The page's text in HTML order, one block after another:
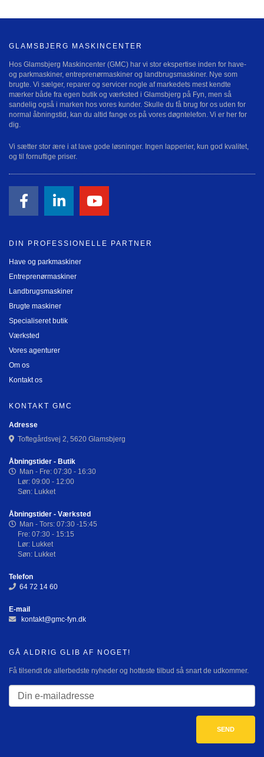
GLAMSBJERG MASKINCENTER
Hos Glamsbjerg Maskincenter (GMC) har vi stor ekspertise inden for have-
og parkmaskiner, entreprenørmaskiner og landbrugsmaskiner. Nye som
brugte. Vi sælger, reparer og servicer nogle af markedets mest kendte
mærker både fra egen butik og værksted i Glamsbjerg på Fyn, men så
sandelig også i marken hos vores kunder. Skulle du få brug for os uden for
normal åbningstid, kan du altid fange os på vores døgntelefon. Vi er her for
dig.
Vi sætter stor ære i at lave gode løsninger. Ingen lapperier, kun god kvalitet,
og til fornuftige priser.
DIN PROFESSIONELLE PARTNER
Have og parkmaskiner
Entreprenørmaskiner
Landbrugsmaskiner
Brugte maskiner
Specialiseret butik
Værksted
Vores agenturer
Om os
Kontakt os
KONTAKT GMC
Adresse
Toftegårdsvej 2, 5620 Glamsbjerg
Åbningstider - Butik
Man - Fre: 07:30 - 16:30
Lør: 09:00 - 12:00
Søn: Lukket
Åbningstider - Værksted
Man - Tors: 07:30 -15:45
Fre: 07:30 - 15:15
Lør: Lukket
Søn: Lukket
Telefon
64 72 14 60
E-mail
kontakt@gmc-fyn.dk
GÅ ALDRIG GLIB AF NOGET!
Få tilsendt de allerbedste nyheder og hotteste tilbud så snart de udkommer.